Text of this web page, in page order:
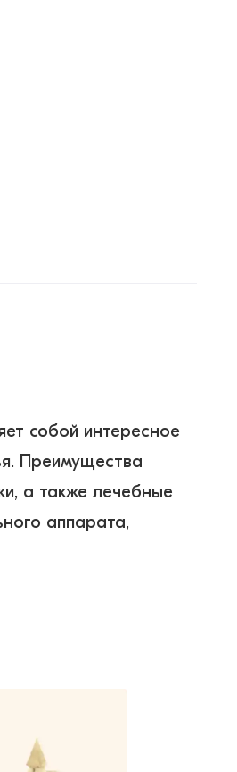
собой интересное
Преимущества
а также лечебные
аппарата,